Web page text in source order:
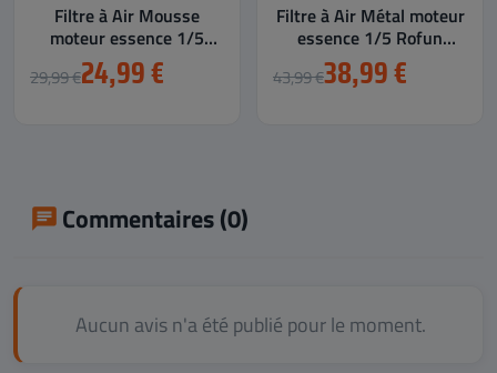
Filtre à Air Mousse
moteur essence 1/5
Rofun Rovan HPI Baja
5B...
29,99 €24,99 €
Filtre à Air Métal moteur
essence 1/5 Rofun
Rovan HPI Baja 5B...
43,99 €38,99 €
Commentaires (0)
Aucun avis n'a été publié pour le moment.